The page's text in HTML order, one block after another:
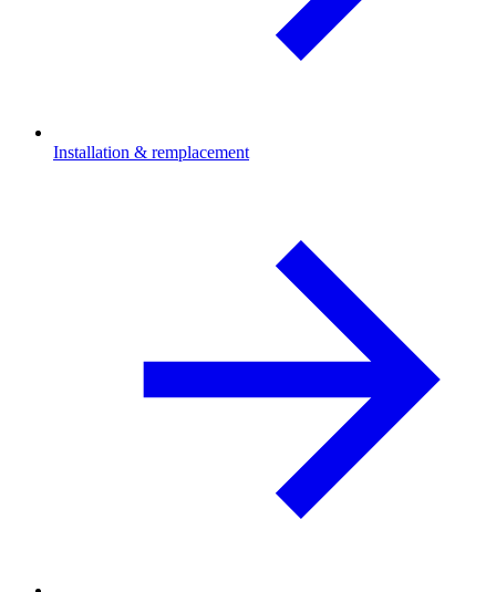
Installation & remplacement